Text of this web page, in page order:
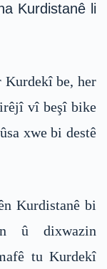
Kurdistanê li
be, her
vî beşî bike
xwe bi destê
Kurdistanê bi
û dixwazin
tu Kurdekî